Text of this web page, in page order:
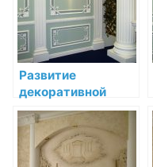
Развитие
декоративной
лепнины в
интерьере XIX
века